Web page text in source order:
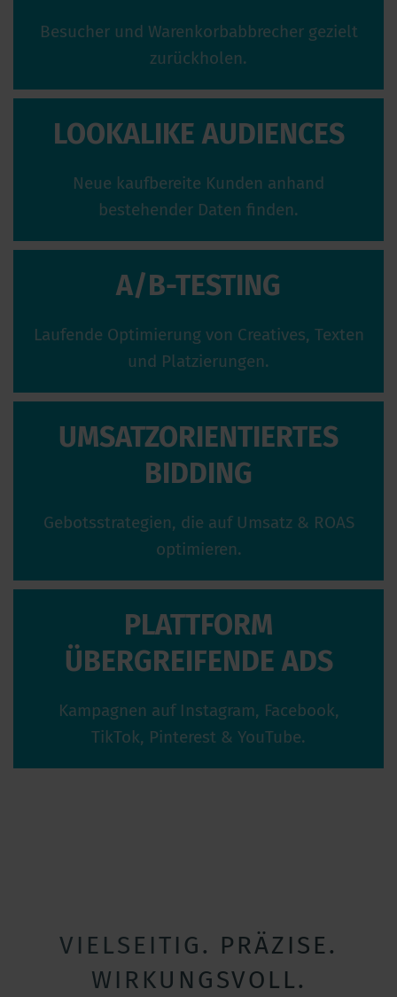
Besucher und Warenkorbabbrecher gezielt
zurückholen.
LOOKALIKE AUDIENCES
Neue kaufbereite Kunden anhand
bestehender Daten finden.
A/B-TESTING
Laufende Optimierung von Creatives, Texten
und Platzierungen.
UMSATZORIENTIERTES
BIDDING
Gebotsstrategien, die auf Umsatz & ROAS
optimieren.
PLATTFORM
ÜBERGREIFENDE ADS
Kampagnen auf Instagram, Facebook,
TikTok, Pinterest & YouTube.
VIELSEITIG. PRÄZISE.
WIRKUNGSVOLL.